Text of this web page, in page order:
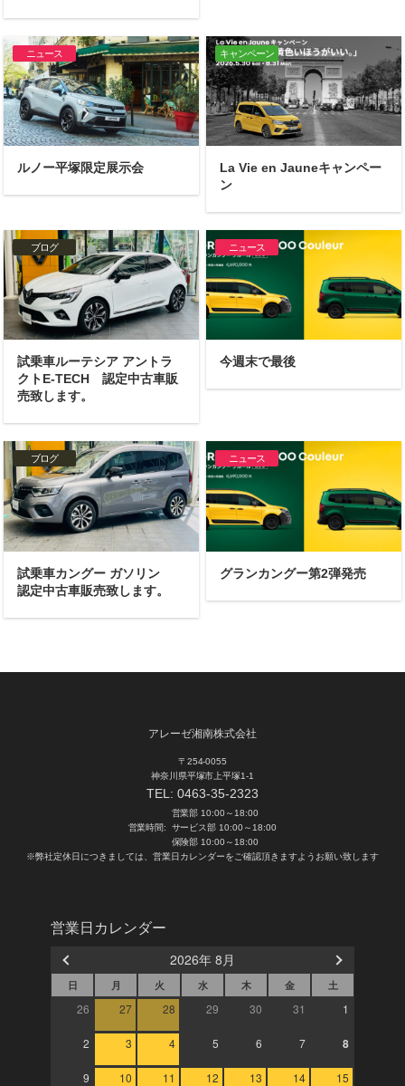
ニュース
ルノー平塚限定展示会
キャンペーン
La Vie en Jauneキャンペー
ン
ブログ
試乗車ルーテシア アントラ
クトE-TECH 認定中古車販
売致します。
ニュース
今週末で最後
ブログ
試乗車カングー ガソリン
認定中古車販売致します。
ニュース
グランカングー第2弾発売
アレーゼ湘南株式会社
〒254-0055
神奈川県平塚市上平塚1-1
TEL:0463-35-2323
営業時間:
営業部 10:00～18:00
サービス部 10:00～18:00
保険部 10:00～18:00
※弊社定休日につきましては、営業日カレンダーをご確認頂きますようお願い致します
営業日カレンダー
2026年 8月
日 月 火 水 木 金 土
26 27 28 29 30 31 1
2 3 4 5 6 7 8
9 10 11 12 13 14 15